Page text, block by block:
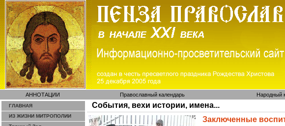
АННОТАЦИИ Православный календарь Народный
ГЛАВНАЯ
ИЗ ЖИЗНИ МИТРОПОЛИИ
События, вехи истории, имена...
Заключенные